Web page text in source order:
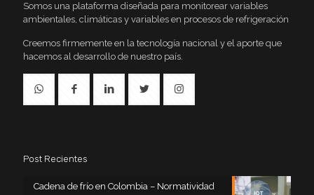
Somos una plataforma diseñada para monitorear variables
ambientales, climáticas y variables en procesos de refrigeración
Creemos firmemente en la tecnología nacional y el aporte que
hacemos al desarrollo de nuestro país.
Post Recientes
Cadena de frío en Colombia – Normatividad